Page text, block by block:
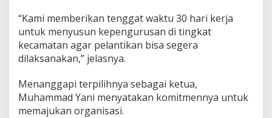
“Kami memberikan tenggat waktu 30 hari kerja
untuk menyusun kepengurusan di tingkat
kecamatan agar pelantikan bisa segera
dilaksanakan,” jelasnya.
Menanggapi terpilihnya sebagai ketua,
Muhammad Yani menyatakan komitmennya untuk
memajukan organisasi.